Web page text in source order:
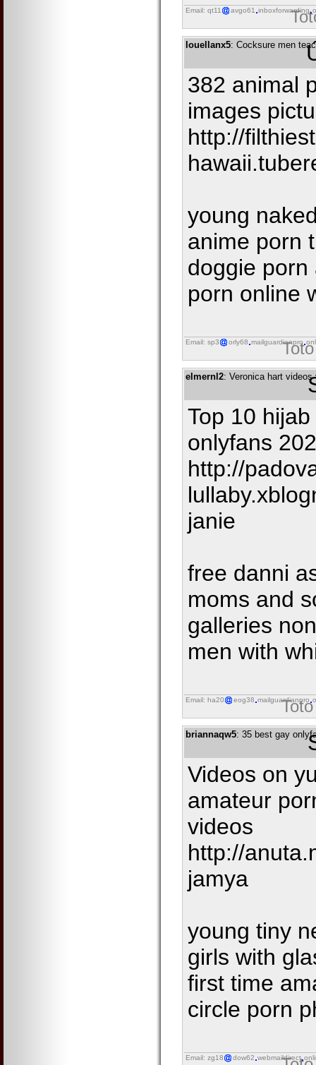
Email: qt11 avgo61 inboxforwarding
louellanx5: Cocksure men
382 animal
images
http://
young
anime porn
doggie
porn online
Email: sp3 orly68 mailguardianpro
elmernl2: Veronica hart
Top 10
onlyfans
http://
janie
free danni
moms and
galleries
men with
Email: ha20 eog38 mailguardianpro
briannaqw5: 35 best gay
Videos on
amateur
videos
http://
jamya
young tiny
girls with
first time
circle porn
Email: zg18 dow62 webmaildirect